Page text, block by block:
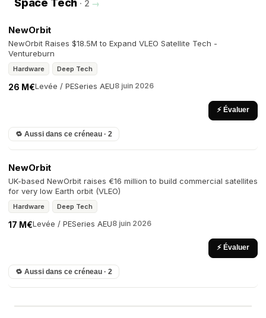
Space Tech · 2 →
NewOrbit
NewOrbit Raises $18.5M to Expand VLEO Satellite Tech -
Ventureburn
Hardware Deep Tech
Levée / PE
26 M€ Series AEU8 juin 2026
⚡ Évaluer
🔁 Aussi dans ce créneau · 2
NewOrbit
UK-based NewOrbit raises €16 million to build commercial satellites
for very low Earth orbit (VLEO)
Hardware Deep Tech
Levée / PE
17 M€ Series AEU8 juin 2026
⚡ Évaluer
🔁 Aussi dans ce créneau · 2